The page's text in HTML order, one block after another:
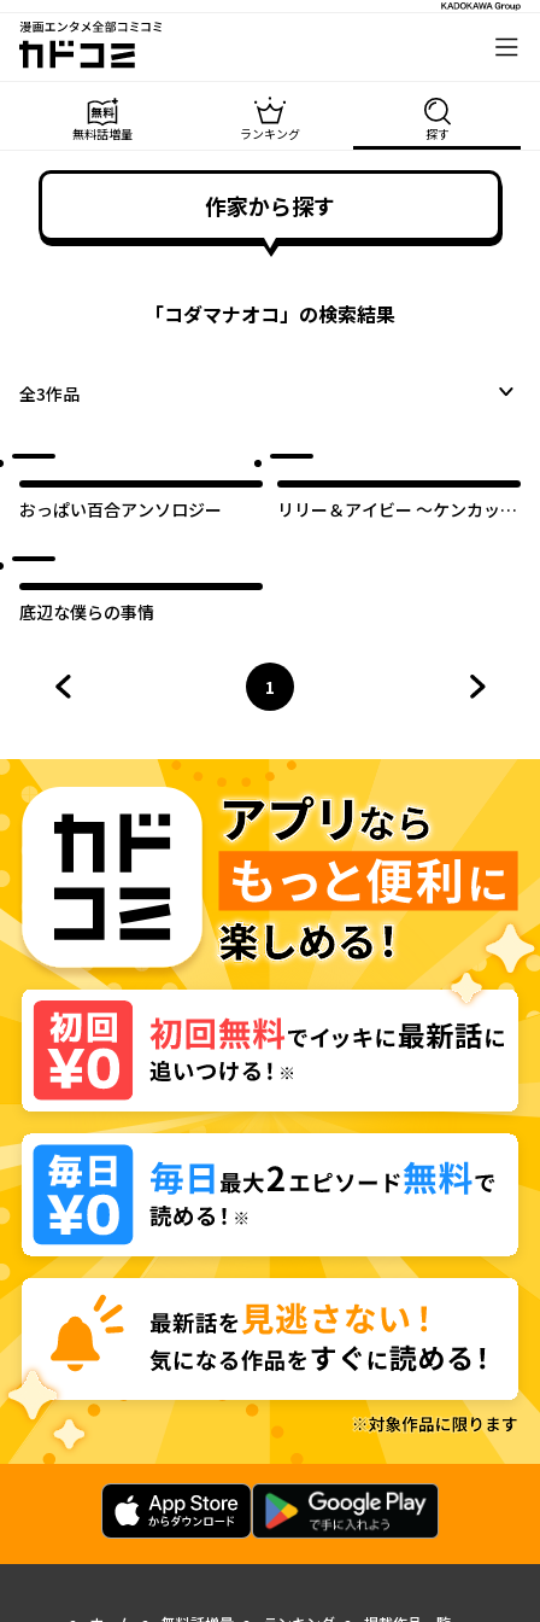
漫画エンタメ全部コミコミ
カドコミ
無料話増量 ランキング 探す
作家から探す
「コダマナオコ」の検索結果
全3作品
おっぱい百合アンソロジー
リリー＆アイビー ～ケンカップ
底辺な僕らの事情
ページ
1
へ